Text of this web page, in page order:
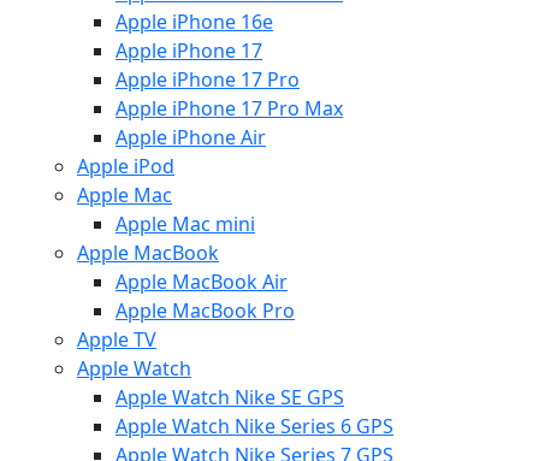
Apple iPhone 16e
Apple iPhone 17
Apple iPhone 17 Pro
Apple iPhone 17 Pro Max
Apple iPhone Air
Apple iPod
Apple Mac
Apple Mac mini
Apple MacBook
Apple MacBook Air
Apple MacBook Pro
Apple TV
Apple Watch
Apple Watch Nike SE GPS
Apple Watch Nike Series 6 GPS
Apple Watch Nike Series 7 GPS